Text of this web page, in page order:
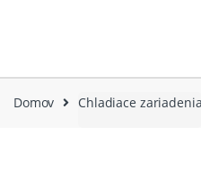
Domov Chladiace zariadenia